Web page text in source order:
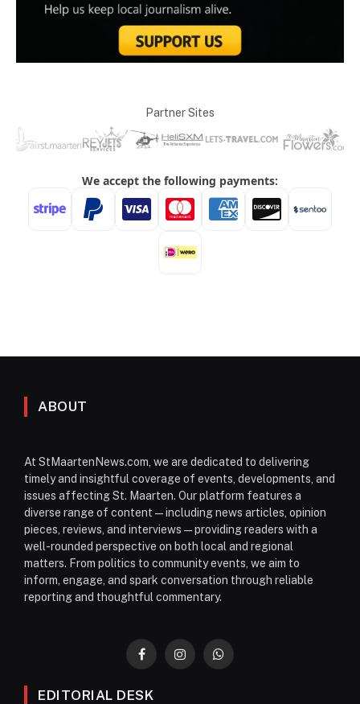
Partner Sites
ABOUT
At StMaartenNews.com, we are dedicated to delivering
timely and insightful coverage of events, developments, and
issues affecting St. Maarten. Our platform features a
diverse range of content—including news articles, opinion
pieces, reviews, and interviews—providing readers with a
well-rounded perspective on both local and regional
matters. From politics to community events, we aim to
inform, engage, and spark conversation through reliable
reporting and thoughtful commentary.
FacebookInstagramWhatsApp
EDITORIAL DESK